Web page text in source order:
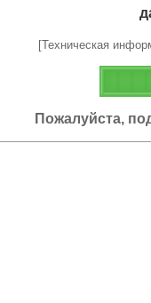
[Техническая
Пожалуйста,